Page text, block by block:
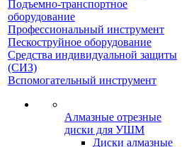
Подъемно-транспортное
оборудование
Профессиональный инструмент
Пескоструйное оборудование
Средства индивидуальной защиты
(СИЗ)
Вспомогательный инструмент
Алмазные отрезные
диски для УШМ
Диски алмазные